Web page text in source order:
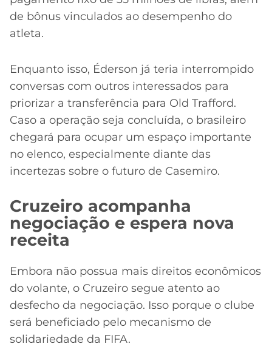
de bônus vinculados ao desempenho do
atleta.
Enquanto isso, Éderson já teria interrompido
conversas com outros interessados para
priorizar a transferência para Old Trafford.
Caso a operação seja concluída, o brasileiro
chegará para ocupar um espaço importante
no elenco, especialmente diante das
incertezas sobre o futuro de Casemiro.
Cruzeiro acompanha
negociação e espera nova
receita
Embora não possua mais direitos econômicos
do volante, o Cruzeiro segue atento ao
desfecho da negociação. Isso porque o clube
será beneficiado pelo mecanismo de
solidariedade da FIFA.